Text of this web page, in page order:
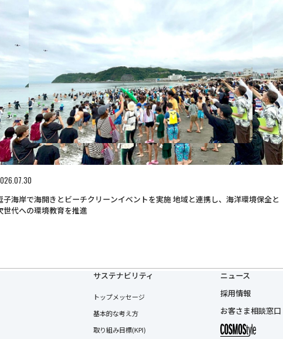
子海岸で海開きとビーチクリーンイベントを実施 地域と連携し、海洋環境保全と
世代への環境教育を推進
サステナビリティ
トップメッセージ
基本的な考え方
取り組み目標(KPI)
ニュース
採用情報
お客さま相談窓口